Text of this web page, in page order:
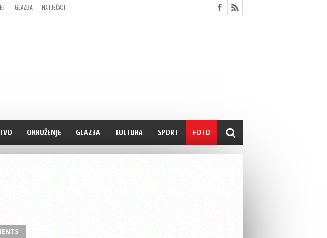
GLAZBA
NATJEČAJI
OKRUŽENJE GLAZBA KULTURA SPORT FOTO